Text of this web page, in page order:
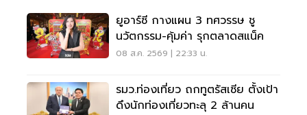
ยูอาร์ซี กางแผน 3 ทศวรรษ ชู
นวัตกรรม-คุ้มค่า รุกตลาดสแน็ค
08 ส.ค. 2569 | 22:33 น.
รมว.ท่องเที่ยว ถกทูตรัสเซีย ตั้งเป้า
ดึงนักท่องเที่ยวทะลุ 2 ล้านคน